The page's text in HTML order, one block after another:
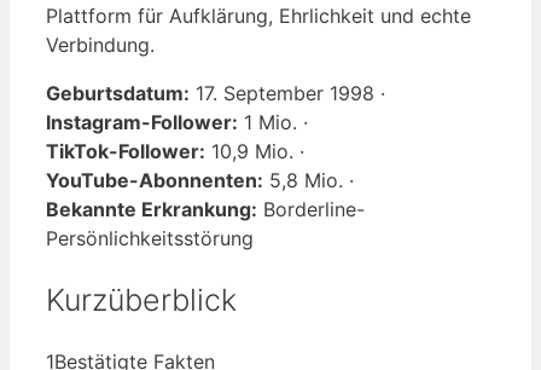
Plattform für Aufklärung, Ehrlichkeit und echte
Verbindung.
Geburtsdatum: 17. September 1998 ·
Instagram-Follower: 1 Mio. ·
TikTok-Follower: 10,9 Mio. ·
YouTube-Abonnenten: 5,8 Mio. ·
Bekannte Erkrankung: Borderline-
Persönlichkeitsstörung
Kurzüberblick
1Bestätigte Fakten